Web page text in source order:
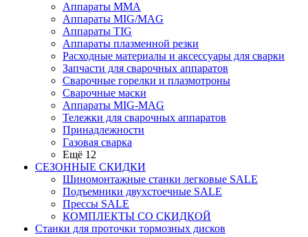
Аппараты MMA
Аппараты MIG/MAG
Аппараты TIG
Аппараты плазменной резки
Расходные материалы и аксессуары для сварки
Запчасти для сварочных аппаратов
Сварочные горелки и плазмотроны
Сварочные маски
Аппараты MIG-MAG
Тележки для сварочных аппаратов
Принадлежности
Газовая сварка
Ещё 12
СЕЗОННЫЕ СКИДКИ
Шиномонтажные станки легковые SALE
Подъемники двухстоечные SALE
Прессы SALE
КОМПЛЕКТЫ СО СКИДКОЙ
Станки для проточки тормозных дисков